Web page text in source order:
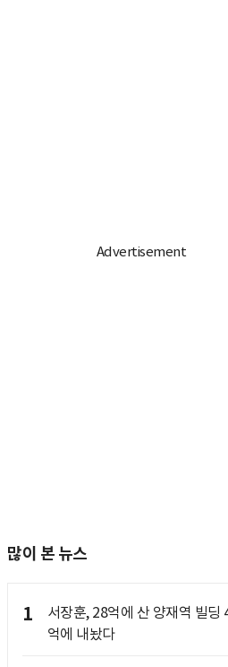
많이 본 뉴스
1
서장훈, 28억에 산 양재역 빌딩
억에 내놨다